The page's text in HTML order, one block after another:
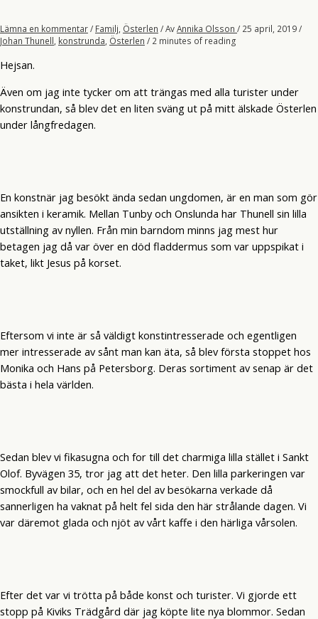
Lämna en kommentar/ Familj Österlen / AvAnnika Olsson / 25 april, 2019/
Johan Thunell konstrunda Österlen / 2 minutes of reading
Hejsan.
Även om jag inte tycker om att trängas med alla turister under
konstrundan, så blev det en liten sväng ut på mitt älskade Österlen
under långfredagen.
En konstnär jag besökt ända sedan ungdomen, är en man som gör
ansikten i keramik. Mellan Tunby och Onslunda har Thunell sin lilla
utställning av nyllen. Från min barndom minns jag mest hur
betagen jag då var över en död fladdermus som var uppspikat i
taket, likt Jesus på korset.
Eftersom vi inte är så väldigt konstintresserade och egentligen
mer intresserade av sånt man kan äta, så blev första stoppet hos
Monika och Hans på Petersborg. Deras sortiment av senap är det
bästa i hela världen.
Sedan blev vi fikasugna och for till det charmiga lilla stället i Sankt
Olof. Byvägen 35, tror jag att det heter. Den lilla parkeringen var
smockfull av bilar, och en hel del av besökarna verkade då
sannerligen ha vaknat på helt fel sida den här strålande dagen. Vi
var däremot glada och njöt av vårt kaffe i den härliga vårsolen.
Efter det var vi trötta på både konst och turister. Vi gjorde ett
stopp på Kiviks Trädgård där jag köpte lite nya blommor. Sedan